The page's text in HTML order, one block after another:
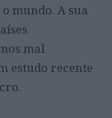
mundo. A sua
mal
estudo recente